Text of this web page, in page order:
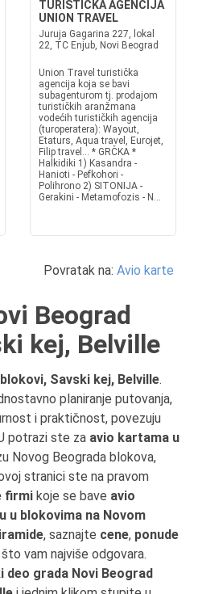
TURISTIČKA AGENCIJA
UNION TRAVEL
Juruja Gagarina 227, lokal
22, TC Enjub, Novi Beograd
Union Travel turistička
agencija koja se bavi
subagenturom tj. prodajom
turističkih aranžmana
vodećih turističkih agencija
(turoperatera): Wayout,
Etaturs, Aqua travel, Eurojet,
Filip travel... * GRČKA *
Halkidiki 1) Kasandra -
Hanioti - Pefkohori -
Polihrono 2) SITONIJA -
Gerakini - Metamofozis - N...
Povratak na: Avio karte
Beograd
kej, Belville
Savski kej, Belville.
planiranje putovanja,
i praktičnost, povezuju
potrazi ste za avio kartama u
Novog Beograda blokova,
stranici ste na pravom
firmi koje se bave avio
u blokovima na Novom
, saznajte cene, ponude
vam najviše odgovara.
deo grada Novi Beograd